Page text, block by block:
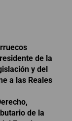
de la
y del
a las Reales
de la